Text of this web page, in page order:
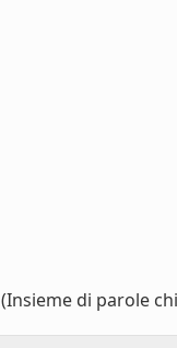
(Insieme di parole